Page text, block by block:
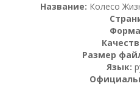
Название: Колесо
Размер
Язык: